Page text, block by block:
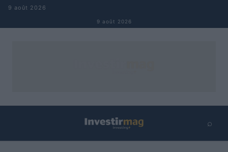
Aller au contenu
9 août 2026
9 août 2026
⌕